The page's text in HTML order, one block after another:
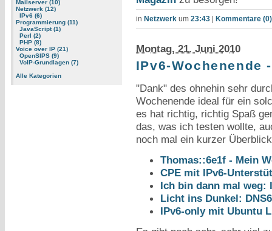
Mailserver (10)
Netzwerk (12)
IPv6 (6)
Programmierung (11)
JavaScript (1)
Perl (2)
PHP (8)
Voice over IP (21)
OpenSIPS (9)
VoIP-Grundlagen (7)
Alle Kategorien
in Netzwerkum 23:43| Kommentare (0)
Montag, 21. Juni 2010
IPv6-Wochenende
"Dank" des ohnehin sehr
Wochenende ideal für ein
es hat richtig, richtig Spaß
das, was ich testen wollte,
noch mal ein kurzer
Thomas::6e1f - Mein
CPE mit IPv6-
Ich bin dann mal weg:
Licht ins Dunkel:
IPv6-only mit Ubuntu